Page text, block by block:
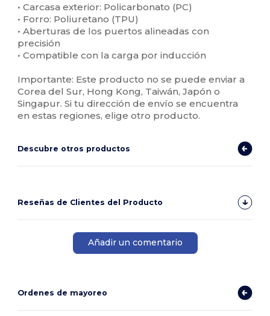
• Carcasa exterior: Policarbonato (PC)
• Forro: Poliuretano (TPU)
• Aberturas de los puertos alineadas con
precisión
• Compatible con la carga por inducción
Importante: Este producto no se puede enviar a
Corea del Sur, Hong Kong, Taiwán, Japón o
Singapur. Si tu dirección de envío se encuentra
en estas regiones, elige otro producto.
Descubre otros productos
Reseñas de Clientes del Producto
Añadir un comentario
Ordenes de mayoreo